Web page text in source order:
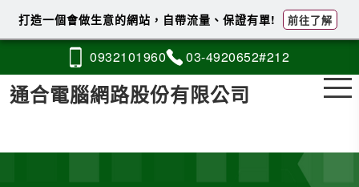
0932101960 03-4920652#212
通合電腦網路股份有限公司
打造一個會做生意的網站，自帶流量、保證有單! 前往了解